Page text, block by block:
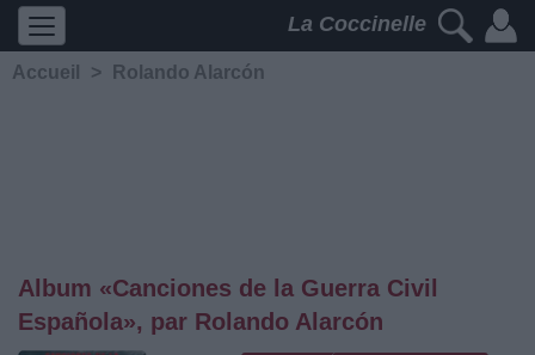
La Coccinelle
Accueil > Rolando Alarcón
Album «Canciones de la Guerra Civil
Española», par Rolando Alarcón